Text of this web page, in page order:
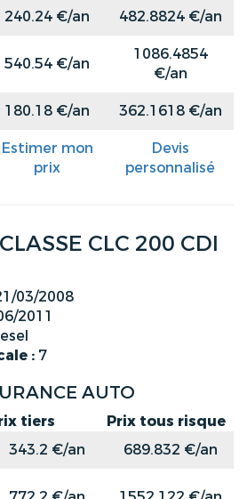
240.24 €/an
482.8824 €/an
540.54 €/an
1086.4854
€/an
180.18 €/an 362.1618 €/an
Estimer mon
prix
Devis
personnalisé
CLC 200 CDI
03/2008
2011
: 7
AUTO
tiers
Prix tous risque
343.2 €/an
689.832 €/an